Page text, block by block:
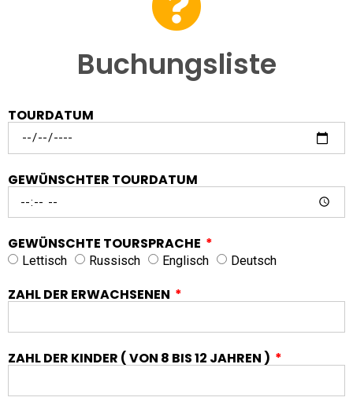
Buchungsliste
TOURDATUM
GEWÜNSCHTER TOURDATUM
GEWÜNSCHTE TOURSPRACHE
Lettisch Russisch Englisch Deutsch
ZAHL DER ERWACHSENEN
ZAHL DER KINDER ( VON 8 BIS 12 JAHREN )